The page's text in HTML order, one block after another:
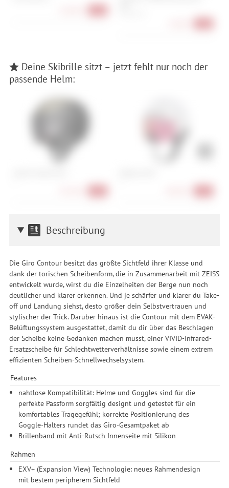
Deine Skibrille sitzt – jetzt fehlt nur noch der
passende Helm:
Beschreibung
Die Giro Contour besitzt das größte Sichtfeld ihrer Klasse und
dank der torischen Scheibenform, die in Zusammenarbeit mit ZEISS
entwickelt wurde, wirst du die Einzelheiten der Berge nun noch
deutlicher und klarer erkennen. Und je schärfer und klarer du Take-
off und Landung siehst, desto größer dein Selbstvertrauen und
stylischer der Trick. Darüber hinaus ist die Contour mit dem EVAK-
Belüftungssystem ausgestattet, damit du dir über das Beschlagen
der Scheibe keine Gedanken machen musst, einer VIVID-Infrared-
Ersatzscheibe für Schlechtwetterverhältnisse sowie einem extrem
effizienten Scheiben-Schnellwechselsystem.
Features
nahtlose Kompatibilität: Helme und Goggles sind für die
perfekte Passform sorgfältig designt und getestet für ein
komfortables Tragegefühl; korrekte Positionierung des
Goggle-Halters rundet das Giro-Gesamtpaket ab
Brillenband mit Anti-Rutsch Innenseite mit Silikon
Rahmen
EXV+ (Expansion View) Technologie: neues Rahmendesign
mit bestem peripherem Sichtfeld